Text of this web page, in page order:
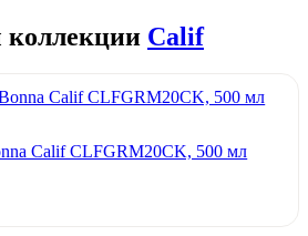
коллекции Calif
Calif CLFGRM20CK, 500 мл